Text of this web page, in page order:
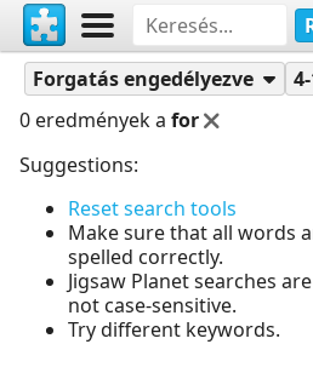
charleneawilson
Puzzle-ok
Forgatás engedélyezve
0 eredmények a for
Suggestions:
Reset search tools
Make sure that all words
spelled correctly.
Jigsaw Planet searches are
not case-sensitive.
Try different keywords.